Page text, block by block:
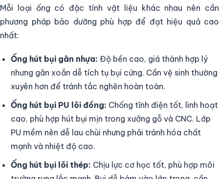
Mỗi loại ống có đặc tính vật liệu khác nhau nên cần
phương pháp bảo dưỡng phù hợp để đạt hiệu quả cao
nhất:
Ống hút bụi gân nhựa: Độ bền cao, giá thành hợp lý
nhưng gân xoắn dễ tích tụ bụi cứng. Cần vệ sinh thường
xuyên hơn để tránh tắc nghẽn hoàn toàn.
Ống hút bụi PU lõi đồng: Chống tĩnh điện tốt, linh hoạt
cao, phù hợp hút bụi mịn trong xưởng gỗ và CNC. Lớp
PU mềm nên dễ lau chùi nhưng phải tránh hóa chất
mạnh và nhiệt độ cao.
Ống hút bụi lõi thép: Chịu lực cơ học tốt, phù hợp môi